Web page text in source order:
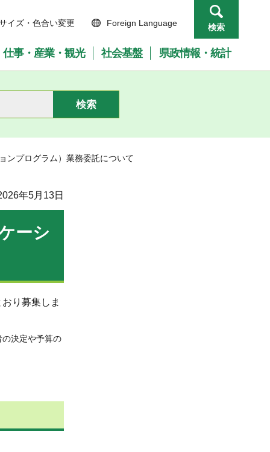
イズ・色合い変更 Foreign Language 検索
仕事・産業・観光 社会基盤 県政情報・統計
ンプログラム）業務委託について
年5月13日
ーシ
り募集しま
決定や予算の